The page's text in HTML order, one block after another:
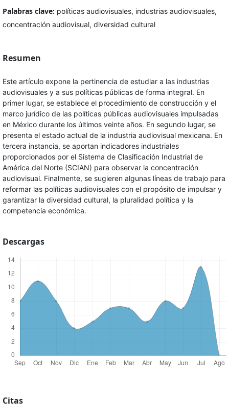
Palabras clave: políticas audiovisuales, industrias audiovisuales,
concentración audiovisual, diversidad cultural
Resumen
Este artículo expone la pertinencia de estudiar a las industrias
audiovisuales y a sus políticas públicas de forma integral. En
primer lugar, se establece el procedimiento de construcción y el
marco jurídico de las políticas públicas audiovisuales impulsadas
en México durante los últimos veinte años. En segundo lugar, se
presenta el estado actual de la industria audiovisual mexicana. En
tercera instancia, se aportan indicadores industriales
proporcionados por el Sistema de Clasificación Industrial de
América del Norte (SCIAN) para observar la concentración
audiovisual. Finalmente, se sugieren algunas líneas de trabajo para
reformar las políticas audiovisuales con el propósito de impulsar y
garantizar la diversidad cultural, la pluralidad política y la
competencia económica.
Descargas
Citas